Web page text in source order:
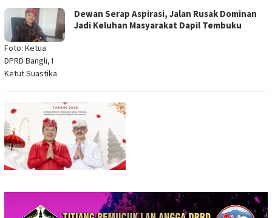
Foto: Ketua
DPRD Bangli, I
Ketut Suastika
Dewan Serap Aspirasi, Jalan Rusak Dominan
Jadi Keluhan Masyarakat Dapil Tembuku